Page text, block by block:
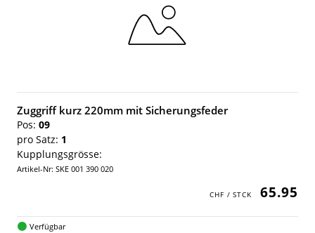
Zuggriff kurz 220mm mit Sicherungsfeder
Pos: 09
pro Satz: 1
Kupplungsgrösse:
Artikel-Nr: SKE 001 390 020
65.95
Verfügbar